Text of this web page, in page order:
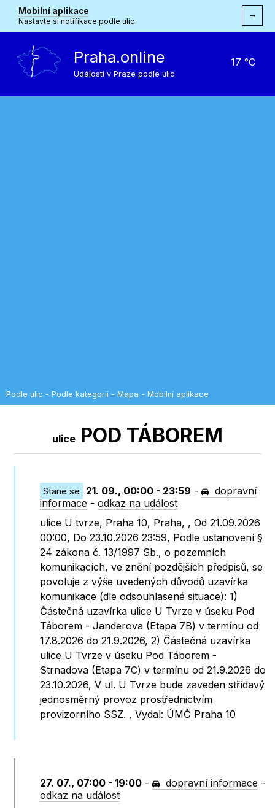
Mobilní aplikace
Nastavte si notifikace podle ulic
→
Praha.online
Události v Praze podle ulic
17 °C
Podle ulic - Podle kategorií - Mapa - Mobilní aplikace
ulice POD TÁBOREM
Stane se 21. 09., 00:00 - 23:59 -
dopravní
informace -odkaz na událost
ulice U tvrze, Praha 10, Praha, , Od 21.09.2026
00:00, Do 23.10.2026 23:59, Podle ustanovení §
24 zákona č. 13/1997 Sb., o pozemních
komunikacích, ve znění pozdějších předpisů, se
povoluje z výše uvedených důvodů uzavírka
komunikace (dle odsouhlasené situace): 1)
Částečná uzavírka ulice U Tvrze v úseku Pod
Táborem - Janderova (Etapa 7B) v termínu od
17.8.2026 do 21.9.2026, 2) Částečná uzavírka
ulice U Tvrze v úseku Pod Táborem -
Strnadova (Etapa 7C) v termínu od 21.9.2026 do
23.10.2026, V ul. U Tvrze bude zaveden střídavý
jednosměrný provoz prostřednictvím
provizorního SSZ. , Vydal: ÚMČ Praha 10
27. 07., 07:00 - 19:00 - dopravní informace -
odkaz na událost